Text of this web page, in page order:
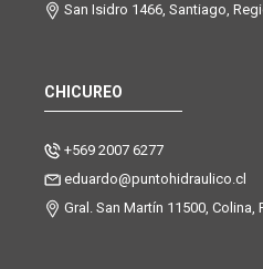
San Isidro 1466, Santiago,
CHICUREO
+569 2007 6277
eduardo@puntohidraulico.cl
Gral. San Martín 11500,